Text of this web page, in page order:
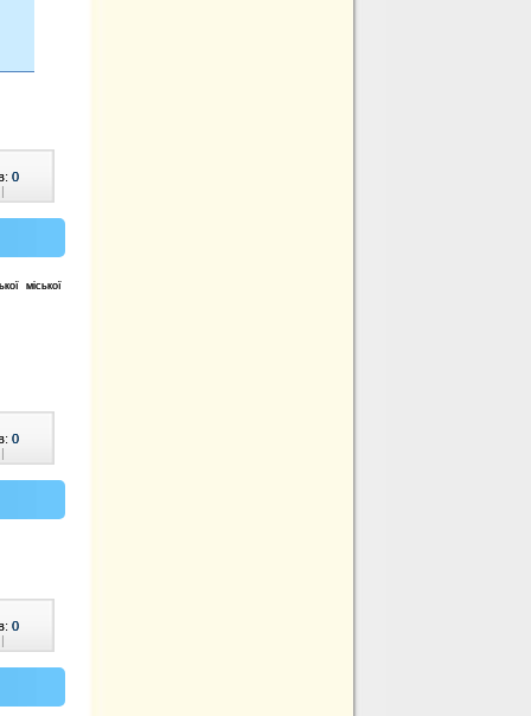
0
|
міської
0
|
0
|